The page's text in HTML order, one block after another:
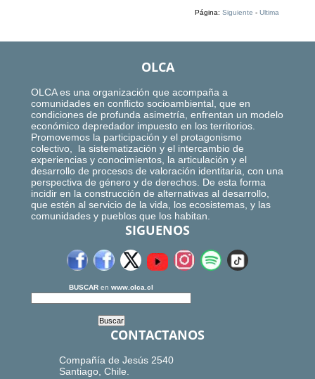
Página:Siguiente -Ultima
OLCA
OLCA es una organización que acompaña a
comunidades en conflicto socioambiental, que en
condiciones de profunda asimetría, enfrentan un modelo
económico depredador impuesto en los territorios.
Promovemos la participación y el protagonismo
colectivo, la sistematización y el intercambio de
experiencias y conocimientos, la articulación y el
desarrollo de procesos de valoración identitaria, con una
perspectiva de género y de derechos. De esta forma
incidir en la construcción de alternativas al desarrollo,
que estén al servicio de la vida, los ecosistemas, y las
comunidades y pueblos que los habitan.
SIGUENOS
BUSCAR en www.olca.cl
CONTACTANOS
Compañía de Jesús 2540
Santiago, Chile.